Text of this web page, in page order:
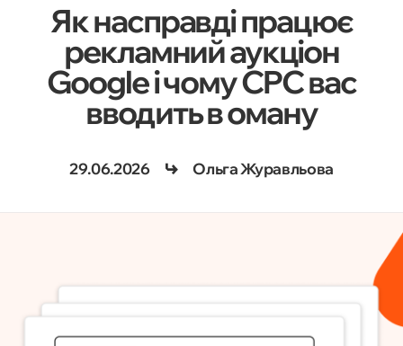
Як насправді працює
рекламний аукціон
Google і чому CPC вас
вводить в оману
29.06.2026 Ольга Журавльова